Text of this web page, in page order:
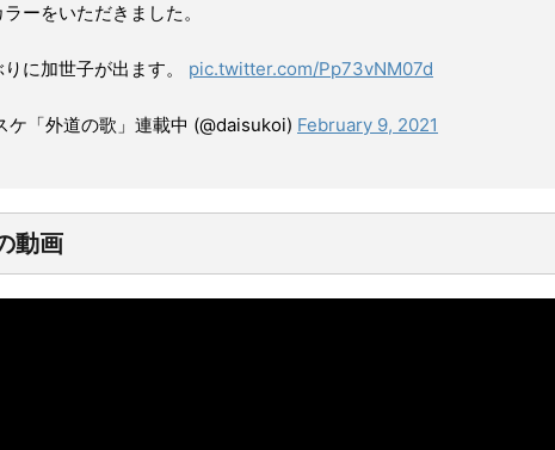
ーをいただきました。
に加世子が出ます。 pic.twitter.com/Pp73vNM07d
「外道の歌」連載中 (@daisukoi) February 9, 2021
動画